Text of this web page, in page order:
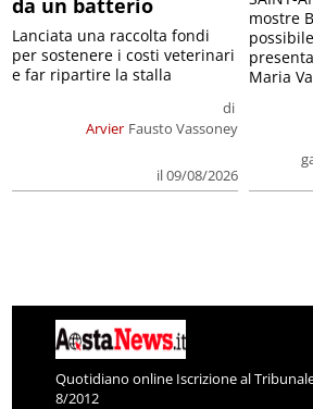
da un batterio
Arvier
di
Fausto Vassoney
il 09/08/2026
Lanciata una raccolta fondi
per sostenere i costi veterinari
e far ripartire la stalla
mostre
Maria
Quotidiano online Iscrizione al
8/2012